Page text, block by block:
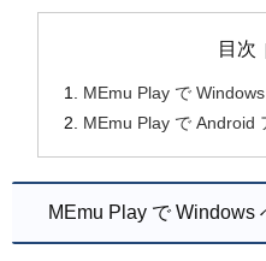
目次
MEmu Play で
MEmu Play で Android
MEmu Play で Windows